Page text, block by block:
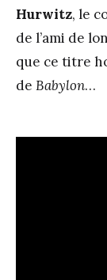
Hurwitz, le
de l’ami de
que ce titre
de Babylon…